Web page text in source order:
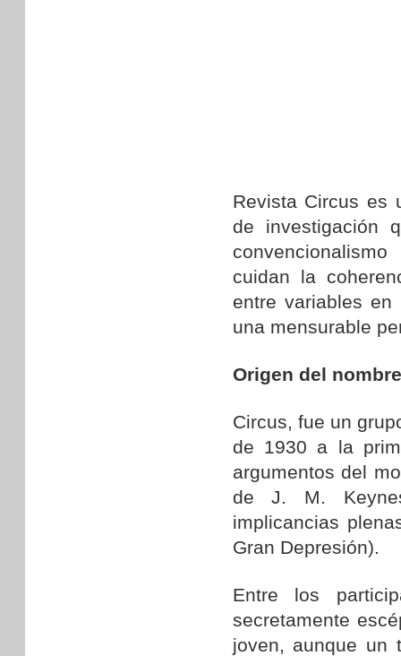
Revista Circus es
de investigación
cuidan la
entre variables
una mensurable
Origen del nombre
Circus, fue un
de 1930 a la
argumentos del
de J. M.
implicancias
Gran Depresión).
Entre los
secretamente
joven, aunque un